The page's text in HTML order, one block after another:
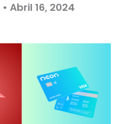
Abril 16, 2024